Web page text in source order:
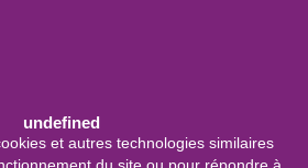
undefined
et autres technologies similaires